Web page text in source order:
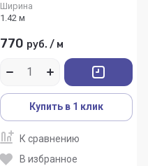
Ширина
1.42 м
770 руб. / м
Купить в 1 клик
К сравнению
В избранное